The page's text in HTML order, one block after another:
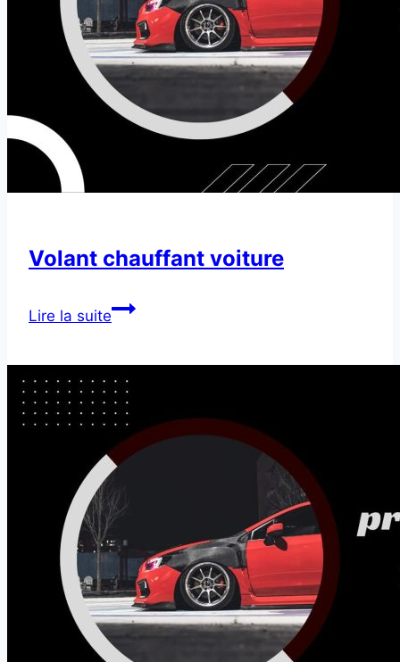
Volant chauffant voiture
Lire la suiteVolant